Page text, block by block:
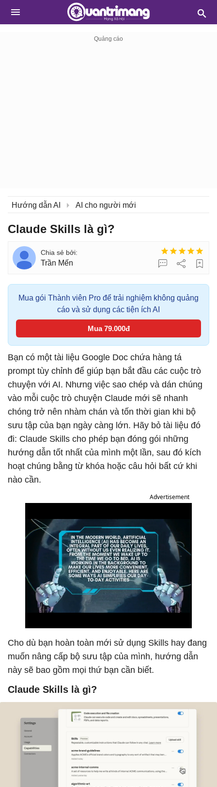
Hướng dẫn AI AI cho người mới
Claude Skills là gì?
Trần Mến
Mua gói Thành viên Pro để trải nghiệm không quảng
cáo và sử dụng các tiện ích AI
Mua 79.000đ
Bạn có một tài liệu Google Doc chứa hàng tá
prompt tùy chỉnh để giúp bạn bắt đầu các cuộc trò
chuyện với AI. Nhưng việc sao chép và dán chúng
vào mỗi cuộc trò chuyện Claude mới sẽ nhanh
chóng trở nên nhàm chán và tốn thời gian khi bộ
sưu tập của bạn ngày càng lớn. Hãy bỏ tài liệu đó
đi: Claude Skills cho phép bạn đóng gói những
hướng dẫn tốt nhất của mình một lần, sau đó kích
hoạt chúng bằng từ khóa hoặc câu hỏi bất cứ khi
nào cần.
Advertisement
Cho dù bạn hoàn toàn mới sử dụng Skills hay đang
muốn nâng cấp bộ sưu tập của mình, hướng dẫn
này sẽ bao gồm mọi thứ bạn cần biết.
Claude Skills là gì?